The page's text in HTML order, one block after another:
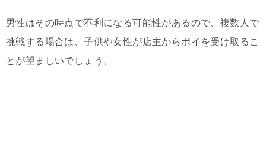
男性はその時点で不利になる可能性があるので、複数人で
挑戦する場合は、子供や女性が店主からポイを受け取るこ
とが望ましいでしょう。